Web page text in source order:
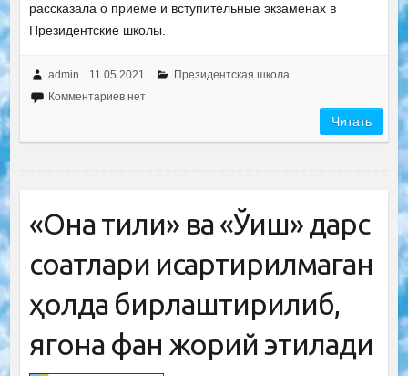
рассказала о приеме и вступительные экзаменах в
Президентские школы.
admin 11.05.2021
Президентская школа
Комментариев нет
Читать
«Она тили» ва «Ўқиш» дарс
соатлари қисқартирилмаган
ҳолда бирлаштирилиб,
ягона фан жорий этилади